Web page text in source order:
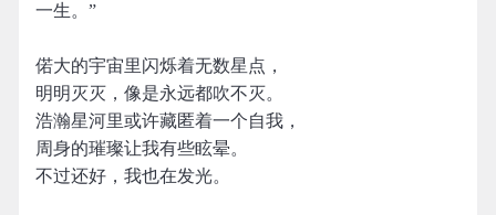
一生。” ​​​
偌大的宇宙里闪烁着无数星点，
明明灭灭，像是永远都吹不灭。
浩瀚星河里或许藏匿着一个自我，
周身的璀璨让我有些眩晕。
不过还好，我也在发光。